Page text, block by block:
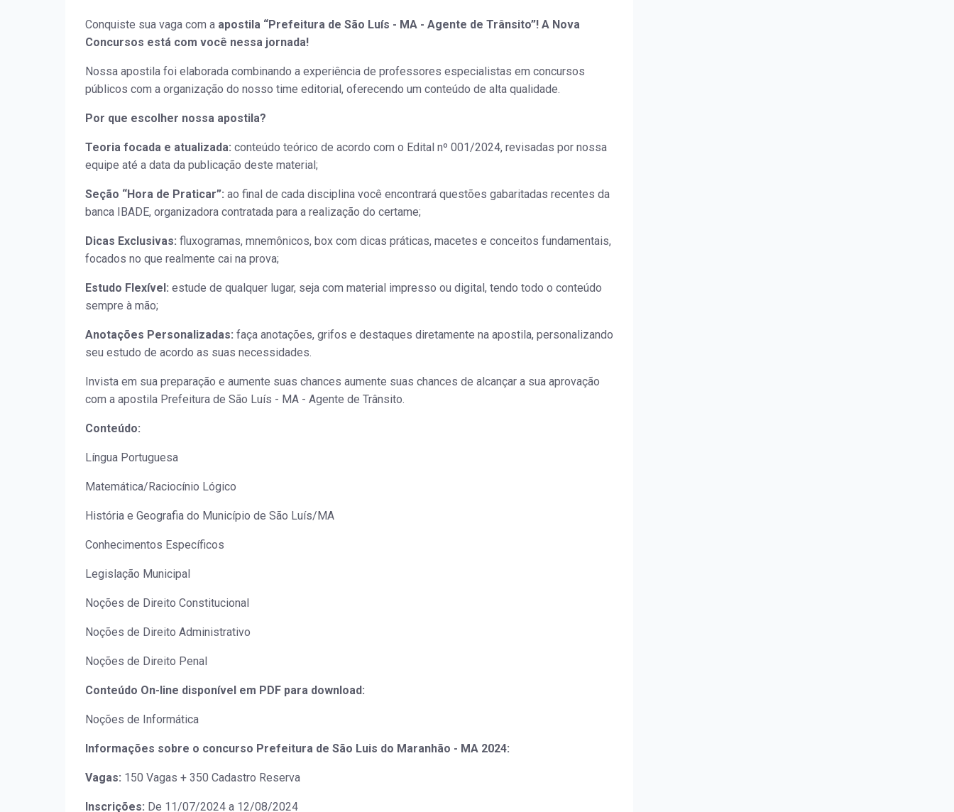
Conquiste sua vaga com a apostila “Prefeitura de São Luís - MA - Agente de Trânsito”! A Nova
Concursos está com você nessa jornada!
Nossa apostila foi elaborada combinando a experiência de professores especialistas em concursos
públicos com a organização do nosso time editorial, oferecendo um conteúdo de alta qualidade.
Por que escolher nossa apostila?
Teoria focada e atualizada: conteúdo teórico de acordo com o Edital nº 001/2024, revisadas por nossa
equipe até a data da publicação deste material;
Seção “Hora de Praticar”: ao final de cada disciplina você encontrará questões gabaritadas recentes da
banca IBADE, organizadora contratada para a realização do certame;
Dicas Exclusivas: fluxogramas, mnemônicos, box com dicas práticas, macetes e conceitos fundamentais,
focados no que realmente cai na prova;
Estudo Flexível: estude de qualquer lugar, seja com material impresso ou digital, tendo todo o conteúdo
sempre à mão;
Anotações Personalizadas: faça anotações, grifos e destaques diretamente na apostila, personalizando
seu estudo de acordo as suas necessidades.
Invista em sua preparação e aumente suas chances aumente suas chances de alcançar a sua aprovação
com a apostila Prefeitura de São Luís - MA - Agente de Trânsito.
Conteúdo:
Língua Portuguesa
Matemática/Raciocínio Lógico
História e Geografia do Município de São Luís/MA
Conhecimentos Específicos
Legislação Municipal
Noções de Direito Constitucional
Noções de Direito Administrativo
Noções de Direito Penal
Conteúdo On-line disponível em PDF para download:
Noções de Informática
Informações sobre o concurso Prefeitura de São Luis do Maranhão - MA 2024:
Vagas: 150 Vagas + 350 Cadastro Reserva
Inscrições: De 11/07/2024 a 12/08/2024